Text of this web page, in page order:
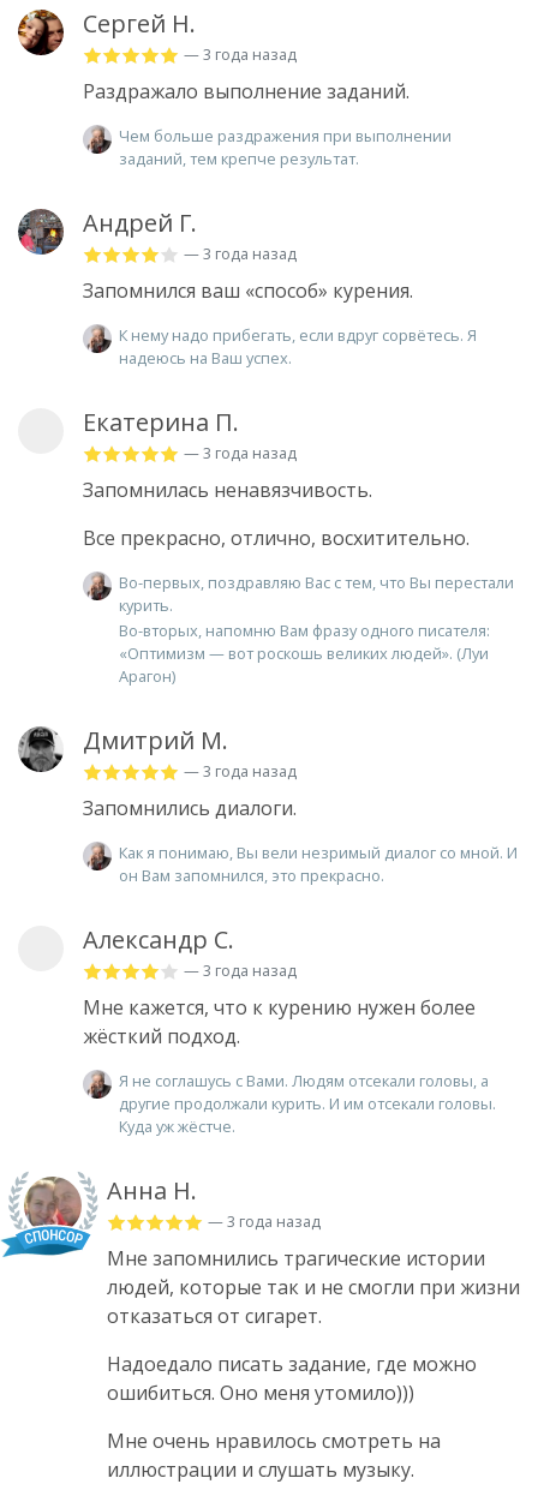
Сергей Н.
— 3 года назад
Раздражало выполнение заданий.
Чем больше раздражения при выполнении
заданий, тем крепче результат.
Андрей Г.
— 3 года назад
Запомнился ваш «способ» курения.
К нему надо прибегать, если вдруг сорвётесь. Я
надеюсь на Ваш успех.
Екатерина П.
— 3 года назад
Запомнилась ненавязчивость.
Все прекрасно, отлично, восхитительно.
Во-первых, поздравляю Вас с тем, что Вы перестали
курить.
Во-вторых, напомню Вам фразу одного писателя:
«Оптимизм — вот роскошь великих людей». (Луи
Арагон)
Дмитрий М.
— 3 года назад
Запомнились диалоги.
Как я понимаю, Вы вели незримый диалог со мной. И
он Вам запомнился, это прекрасно.
Александр С.
— 3 года назад
Мне кажется, что к курению нужен более
жёсткий подход.
Я не соглашусь с Вами. Людям отсекали головы, а
другие продолжали курить. И им отсекали головы.
Куда уж жёстче.
Анна Н.
— 3 года назад
Мне запомнились трагические истории
людей, которые так и не смогли при жизни
отказаться от сигарет.
Надоедало писать задание, где можно
ошибиться. Оно меня утомило)))
Мне очень нравилось смотреть на
иллюстрации и слушать музыку.